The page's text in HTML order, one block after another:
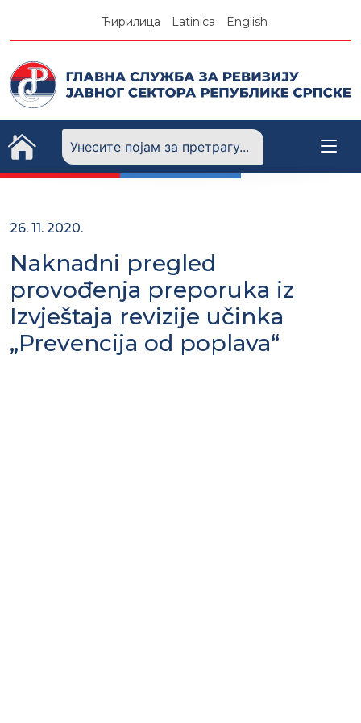
Ћирилица Latinica English
26. 11. 2020.
Naknadni pregled
provođenja preporuka iz
Izvještaja revizije učinka
„Prevencija od poplava“